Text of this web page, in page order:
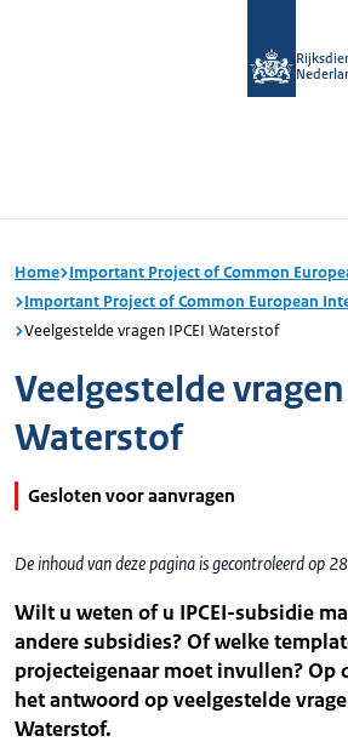
Home Important Project of Common
Important Project of Common European
Veelgestelde vragen IPCEI Waterstof
Veelgestelde vragen
Waterstof
Gesloten voor aanvragen
De inhoud van deze pagina is gecontroleerd op
Wilt u weten of u IPCEI-subsidie
andere subsidies? Of welke
projecteigenaar moet invullen? Op
het antwoord op veelgestelde
Waterstof.